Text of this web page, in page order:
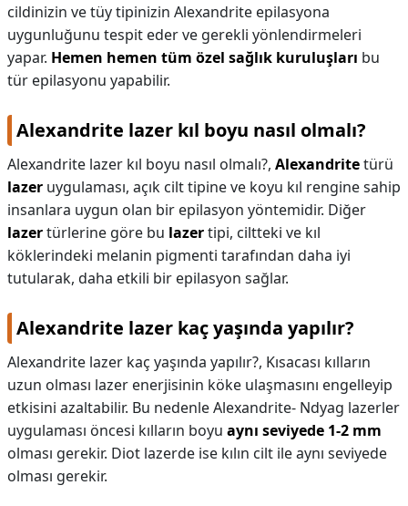
cildinizin ve tüy tipinizin Alexandrite epilasyona
uygunluğunu tespit eder ve gerekli yönlendirmeleri
yapar. Hemen hemen tüm özel sağlık kuruluşları bu
tür epilasyonu yapabilir.
Alexandrite lazer kıl boyu nasıl olmalı?
Alexandrite lazer kıl boyu nasıl olmalı?, Alexandritetürü
lazer uygulaması, açık cilt tipine ve koyu kıl rengine sahip
insanlara uygun olan bir epilasyon yöntemidir. Diğer
lazertürlerine göre bu lazertipi, ciltteki ve kıl
köklerindeki melanin pigmenti tarafından daha iyi
tutularak, daha etkili bir epilasyon sağlar.
Alexandrite lazer kaç yaşında yapılır?
Alexandrite lazer kaç yaşında yapılır?, Kısacası kılların
uzun olması lazer enerjisinin köke ulaşmasını engelleyip
etkisini azaltabilir. Bu nedenle Alexandrite- Ndyag lazerler
uygulaması öncesi kılların boyu aynı seviyede 1-2 mm
olması gerekir. Diot lazerde ise kılın cilt ile aynı seviyede
olması gerekir.